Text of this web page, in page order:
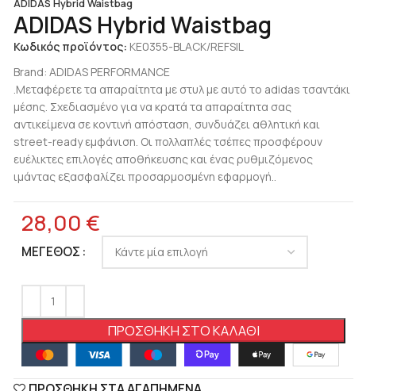
ADIDAS Hybrid Waistbag
ADIDAS Hybrid Waistbag
Κωδικός προϊόντος: KE0355-BLACK/REFSIL
Brand: ADIDAS PERFORMANCE
.Μεταφέρετε τα απαραίτητα με στυλ με αυτό το adidas τσαντάκι
μέσης. Σχεδιασμένο για να κρατά τα απαραίτητα σας
αντικείμενα σε κοντινή απόσταση, συνδυάζει αθλητική και
street-ready εμφάνιση. Οι πολλαπλές τσέπες προσφέρουν
ευέλικτες επιλογές αποθήκευσης και ένας ρυθμιζόμενος
ιμάντας εξασφαλίζει προσαρμοσμένη εφαρμογή..
28,00 €
ΜΈΓΕΘΟΣ
ΠΡΟΣΘΉΚΗ ΣΤΟ ΚΑΛΆΘΙ